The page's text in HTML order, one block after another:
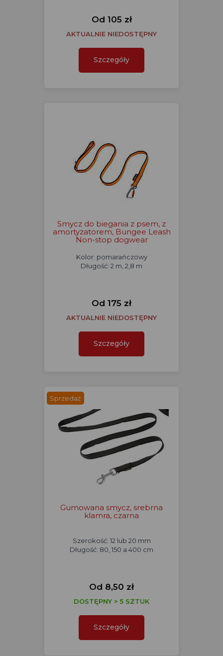
Od 105 zł
AKTUALNIE NIEDOSTĘPNY
Szczegóły
Smycz do biegania z psem, z
amortyzatorem, Bungee Leash
Non-stop dogwear
Kolor: pomarańczowy
Długość: 2 m, 2,8 m
Od 175 zł
AKTUALNIE NIEDOSTĘPNY
Szczegóły
Sprzedaż
Gumowana smycz, srebrna
klamra, czarna
Szerokość: 12 lub 20 mm
Długość: 80, 150 a 400 cm
Od 8,50 zł
DOSTĘPNY > 5 SZTUK
Szczegóły